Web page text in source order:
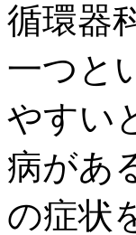
循環器
一つと
やすい
病があ
の症状